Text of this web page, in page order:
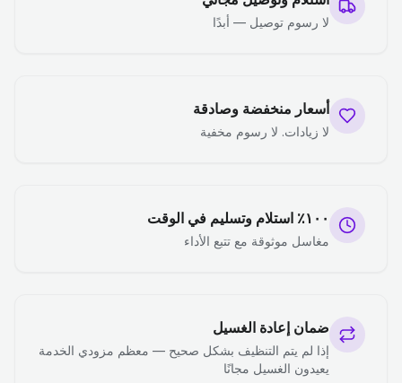
لا رسوم توصيل — أبدًا
أسعار منخفضة وصادقة
لا زيادات. لا رسوم مخفية
١٠٠٪ استلام وتسليم في الوقت
مغاسل موثوقة مع تتبع الأداء
ضمان إعادة الغسيل
إذا لم يتم التنظيف بشكل صحيح — معظم مزودي الخدمة
يعيدون الغسيل مجانًا